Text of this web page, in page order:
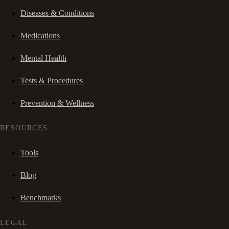
Diseases & Conditions
Medications
Mental Health
Tests & Procedures
Prevention & Wellness
RESOURCES
Tools
Blog
Benchmarks
LEGAL